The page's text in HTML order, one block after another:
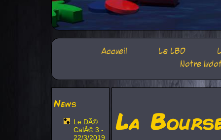
Accueil La LBD
Notre
News
Le DÃ©
CalÃ© 3 -
22/3/2019
La